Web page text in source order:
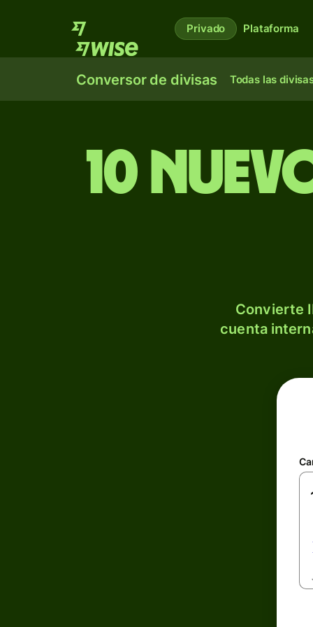
Privado Plataforma
Conversor de divisas Todas las
10
Convierte
cuenta